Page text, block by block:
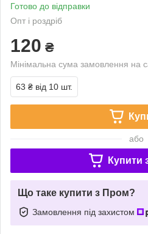
Готово до відправки
Опт і роздріб
120 ₴
Мінімальна сума замовлення на
63 ₴ від 10 шт.
або
Купити
Що таке купити з Пром?
Замовлення під захистом